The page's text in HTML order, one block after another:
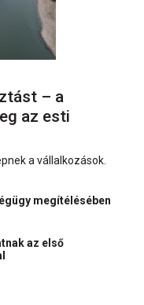
– a
az esti
a vállalkozások.
megítélésében
az első